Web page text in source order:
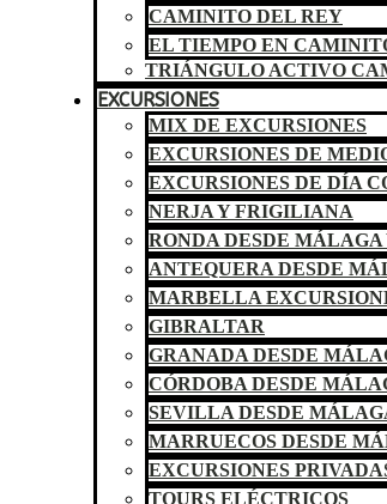
CAMINITO DEL REY
EL TIEMPO EN
TRIÁNGULO ACTIVO
EXCURSIONES
MIX DE EXCURSIONES
EXCURSIONES DE
EXCURSIONES DE DÍA
NERJA Y FRIGILIANA
RONDA DESDE MÁLAGA
ANTEQUERA DESDE
MARBELLA
GIBRALTAR
GRANADA DESDE
CÓRDOBA DESDE
SEVILLA DESDE
MARRUECOS DESDE
EXCURSIONES
TOURS ELÉCTRICOS